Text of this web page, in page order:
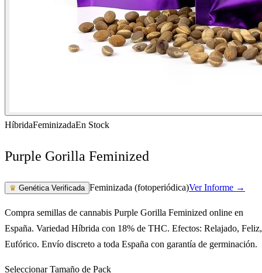
HíbridaFeminizadaEn Stock
Purple Gorilla Feminized
♛ Genética Verificada Feminizada (fotoperiódica)Ver Informe →
Compra semillas de cannabis Purple Gorilla Feminized online en
España. Variedad Híbrida con 18% de THC. Efectos: Relajado, Feliz,
Eufórico. Envío discreto a toda España con garantía de germinación.
Seleccionar Tamaño de Pack